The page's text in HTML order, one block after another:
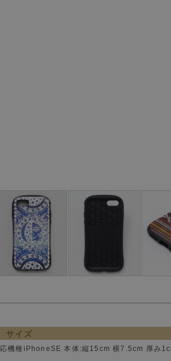
サイズ
応機種iPhoneSE 本体:縦15cm 横7.5cm 厚み